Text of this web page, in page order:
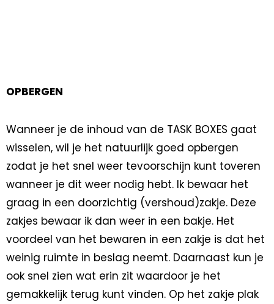
OPBERGEN
Wanneer je de inhoud van de TASK BOXES gaat
wisselen, wil je het natuurlijk goed opbergen
zodat je het snel weer tevoorschijn kunt toveren
wanneer je dit weer nodig hebt. Ik bewaar het
graag in een doorzichtig (vershoud)zakje. Deze
zakjes bewaar ik dan weer in een bakje. Het
voordeel van het bewaren in een zakje is dat het
weinig ruimte in beslag neemt. Daarnaast kun je
ook snel zien wat erin zit waardoor je het
gemakkelijk terug kunt vinden. Op het zakje plak